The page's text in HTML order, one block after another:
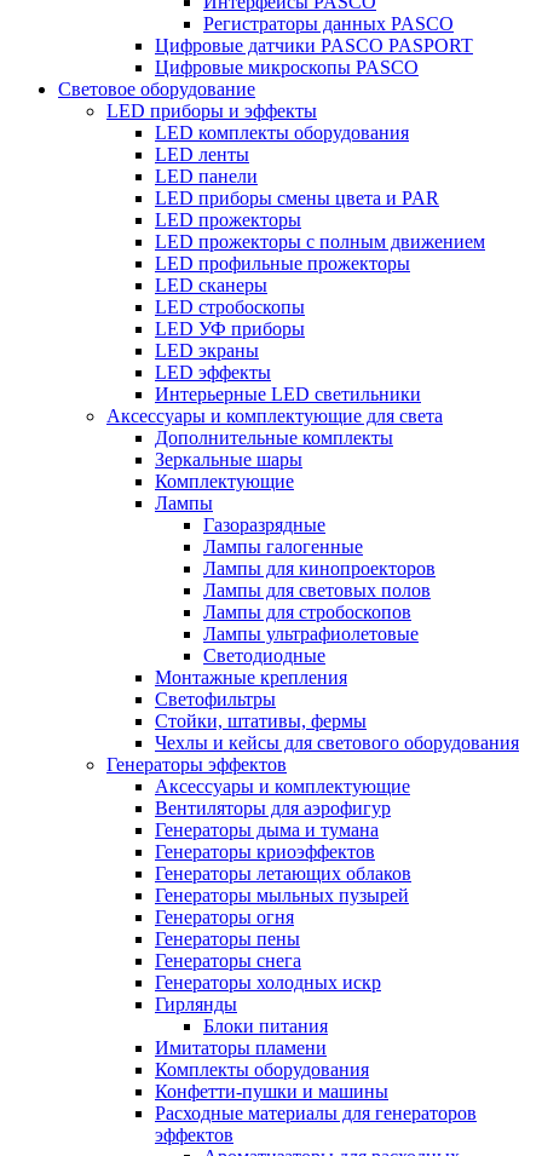
Регистраторы данных PASCO
Цифровые датчики PASCO PASPORT
Цифровые микроскопы PASCO
Световое оборудование
LED приборы и эффекты
LED комплекты оборудования
LED ленты
LED панели
LED приборы смены цвета и PAR
LED прожекторы
LED прожекторы с полным движением
LED профильные прожекторы
LED сканеры
LED стробоскопы
LED УФ приборы
LED экраны
LED эффекты
Интерьерные LED светильники
Аксессуары и комплектующие для света
Дополнительные комплекты
Зеркальные шары
Комплектующие
Лампы
Газоразрядные
Лампы галогенные
Лампы для кинопроекторов
Лампы для световых полов
Лампы для стробоскопов
Лампы ультрафиолетовые
Светодиодные
Монтажные крепления
Светофильтры
Стойки, штативы, фермы
Чехлы и кейсы для светового оборудования
Генераторы эффектов
Аксессуары и комплектующие
Вентиляторы для аэрофигур
Генераторы дыма и тумана
Генераторы криоэффектов
Генераторы летающих облаков
Генераторы мыльных пузырей
Генераторы огня
Генераторы пены
Генераторы снега
Генераторы холодных искр
Гирлянды
Блоки питания
Имитаторы пламени
Комплекты оборудования
Конфетти-пушки и машины
Расходные материалы для генераторов
эффектов